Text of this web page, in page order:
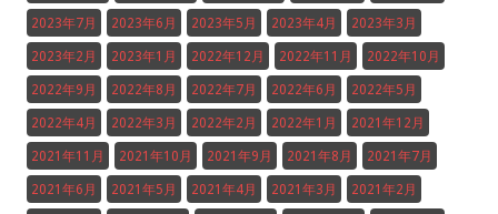
2023年7月 2023年6月 2023年5月 2023年4月 2023年3月
2023年2月 2023年1月 2022年12月 2022年11月 2022年10月
2022年9月 2022年8月 2022年7月 2022年6月 2022年5月
2022年4月 2022年3月 2022年2月 2022年1月 2021年12月
2021年11月 2021年10月 2021年9月 2021年8月 2021年7月
2021年6月 2021年5月 2021年4月 2021年3月 2021年2月